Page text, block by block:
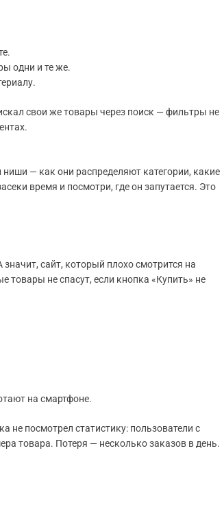
одни и те же.
свои же товары через поиск — фильтры не
— как они распределяют категории, какие
время и посмотри, где он запутается. Это
сайт, который плохо смотрится на
товары не спасут, если кнопка «Купить» не
на смартфоне.
не посмотрел статистику: пользователи с
товара. Потеря — несколько заказов в день.